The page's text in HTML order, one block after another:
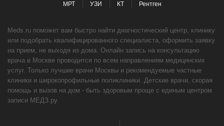
МРТ
УЗИ КТ Рентген
Meds.ru поможет вам быстро найти диагностический центр, клинику
или подобрать квалифицированного специалиста, оформить заявку
на прием, не выходя из дома. Онлайн запись на консультацию
врача в Москве проводится по всем направлениям медицинских
услуг. Только лучшие врачи Москвы и рекомендуемые частные
клиники и широкопрофильные поликлиники. Детские врачи, скорая
помощь и вызов на дом - быть здоровым проще с единым центром
записи МЕДЗ.ру